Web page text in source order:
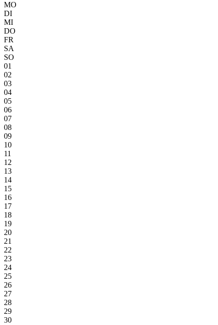
MO
DI
MI
DO
FR
SA
SO
01
02
03
04
05
06
07
08
09
10
11
12
13
14
15
16
17
18
19
20
21
22
23
24
25
26
27
28
29
30